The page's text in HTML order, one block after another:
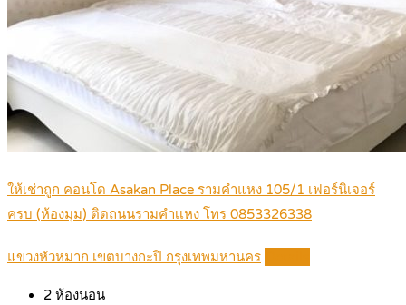
ให้เช่าถูก คอนโด Asakan Place รามคำแหง 105/1 เฟอร์นิเจอร์
ครบ (ห้องมุม) ติดถนนรามคำเเหง โทร 0853326338
แขวงหัวหมาก เขตบางกะปิ กรุงเทพมหานคร
2 ห้องนอน